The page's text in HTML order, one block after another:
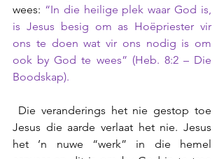
wees: “In die heilige plek waar God is,
is Jesus besig om as Hoëpriester vir
ons te doen wat vir ons nodig is om
ook by God te wees” (Heb. 8:2 – Die
Boodskap).
Jesus die aarde verlaat het nie. Jesus
het ’n nuwe “werk” in die hemel